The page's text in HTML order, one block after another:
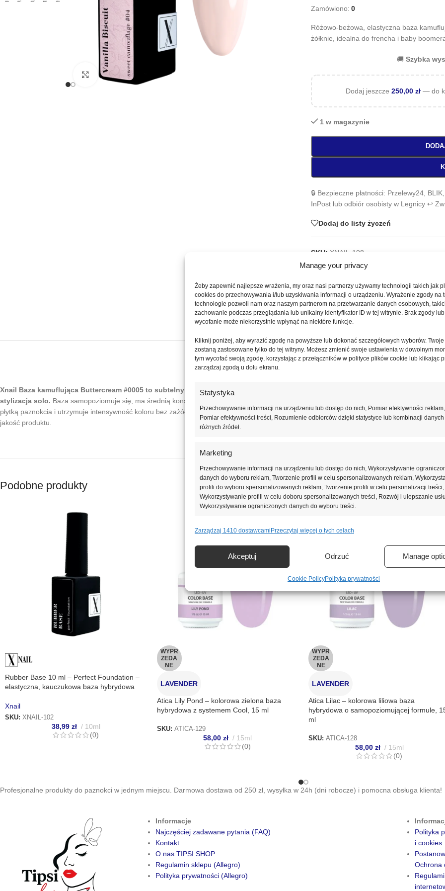
Manage your privacy
Żeby zapewnić najlepsze wrażenia, my oraz nasi partnerzy używamy technologii takich jak
cookies do przechowywania i/lub uzyskiwania informacji o urządzeniu. Wyrażenie zgody na
technologie pozwoli nam oraz naszym partnerom na przetwarzanie danych osobowych,
zachowanie podczas przeglądania lub unikalny identyfikator ID w tej witrynie. Brak zgody
wycofanie może niekorzystnie wpłynąć na niektóre funkcje.
Kliknij poniżej, aby wyrazić zgodę na powyższe lub dokonać szczegółowych wyborów.
zostaną zastosowane tylko do tej witryny. Możesz zmienić swoje ustawienia w dowolnym
tym wycofać swoją zgodę, korzystając z przełączników w polityce plików cookie lub klikając
zarządzaj zgodą u dołu ekranu.
Statystyka
Przechowywanie informacji na urządzeniu lub dostęp do nich, Pomiar efektywności reklam,
Pomiar efektywności treści, Rozumienie odbiorców dzięki statystyce lub kombinacji danych
różnych źródeł.
Marketing
Przechowywanie informacji na urządzeniu lub dostęp do nich, Wykorzystywanie
danych do wyboru reklam, Tworzenie profili w celu spersonalizowanych reklam,
profili do wyboru spersonalizowanych reklam, Tworzenie profili w celu personalizacji treści,
Wykorzystywanie profili w celu doboru spersonalizowanych treści, Rozwój i ulepszanie
Wykorzystywanie ograniczonych danych do wyboru treści.
Funkcje
Dopasowanie i łączenie danych z innych źródeł, Łączenie różnych urządzeń,
Identyfikacja urządzeń na podstawie informacji przesyłanych automatycznie.
Zapewnienie bezpieczeństwa, zapobieganie oszustwom i
naprawianie błędów, Dostarczanie i prezentowanie reklam i treści,
Zapisanie decyzji dotyczących prywatności oraz informowanie o
nich.
Zawsze
Zarządzaj 1410 dostawcamiPrzeczytaj więcej o tych celach
Akceptuj Odrzuć Manage
Cookie PolicyPolityka prywatności
Kliknij, aby powiększyć
Zamówiono: 0
Różowo-beżowa, elastyczna baza
żółknie, idealna do frencha i baby
🚚 Szybka
Dodaj jeszcze250,00zł — do
1 w magazynie
🔒 Bezpieczne płatności: Przelewy24,
InPost lub odbiór osobisty w Legnicy ↩️
Dodaj do listy życzeń
SKU: XNAIL-108
Kategorie: Bazy, Bazy kamuflujące
Buttercream, elastyczna baza, french
różowy beż , samopoziomująca baza,
Udostępnij:
OPISINFORMACJE DODATKOWEOPINIE (0)
Xnail Baza kamuflująca Buttercream #0005 to subtelny odcień różowego beżu z kolekcji Sweet Camouflage – idealna dla stylizacji
stylizacja solo. Baza samopoziomuje się, ma średnią konsystencję і не zalewa skórek, co znacznie ułatwia pracę nawet przy szybkich
płytką paznokcia i utrzymuje intensywność koloru bez zażółceń i ciemnienia przez cały czas noszenia. To doskonały wybór dla stylistek,
jakość produktu.
Podobne produkty
Rubber Base 10 ml – Perfect Foundation –
elastyczna, kauczukowa baza hybrydowa
Xnail
SKU: XNAIL-102
38,99 zł
10ml
(0)
WYPR
ZEDA
NE
LAVENDER
Atica Lily Pond – kolorowa zielona baza
hybrydowa z systemem Cool, 15 ml
SKU: ATICA-129
58,00zł
15ml
(0)
WYPR
ZEDA
NE
LAVENDER
Atica Lilac – kolorowa liliowa baza
hybrydowa o samopoziomującej formule,
ml
SKU: ATICA-128
58,00 zł
15ml
(0)
Profesjonalne produkty do paznokci w jednym miejscu. Darmowa dostawa od 250 zł, wysyłka w 24h (dni robocze) i pomocna obsługa klienta!
Informacje
Najczęściej zadawane pytania (FAQ)
Kontakt
O nas TIPSI SHOP
Regulamin sklepu (Allegro)
Polityka prywatności (Allegro)
Polityka
i cookies
Ochrona